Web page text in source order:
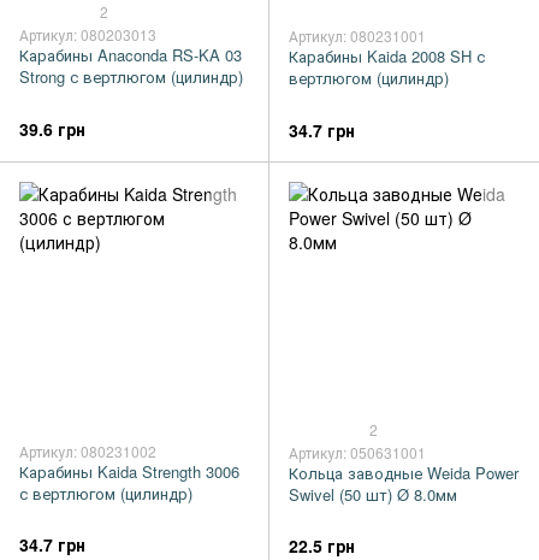
2
Артикул: 080203013
Карабины Anaconda RS-KA 03
Strong с вертлюгом (цилиндр)
39.6 грн
Артикул: 080231001
Карабины Kaida 2008 SH с
вертлюгом (цилиндр)
34.7 грн
Артикул: 080231002
Карабины Kaida Strength 3006
с вертлюгом (цилиндр)
34.7 грн
2
Артикул: 050631001
Кольца заводные Weida Power
Swivel (50 шт) Ø 8.0мм
22.5 грн